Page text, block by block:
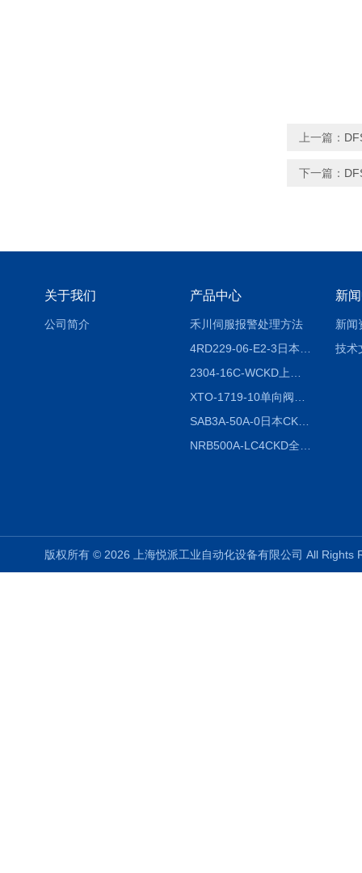
上一篇：
下一篇：
关于我们
公司简介
产品中心
禾川伺服报警处理方法
SAB3A-50A-0日本CKD全国授权代理
新
新闻
技术
版权所有 © 2026 上海悦派工业自动化设备有限公司 All